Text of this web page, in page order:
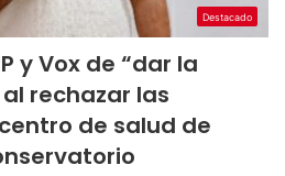
Destacado
y Vox de “dar la
rechazar las
de salud de